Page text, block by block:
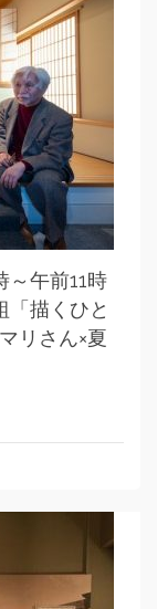
～午前11時
「描くひと
リさん×夏